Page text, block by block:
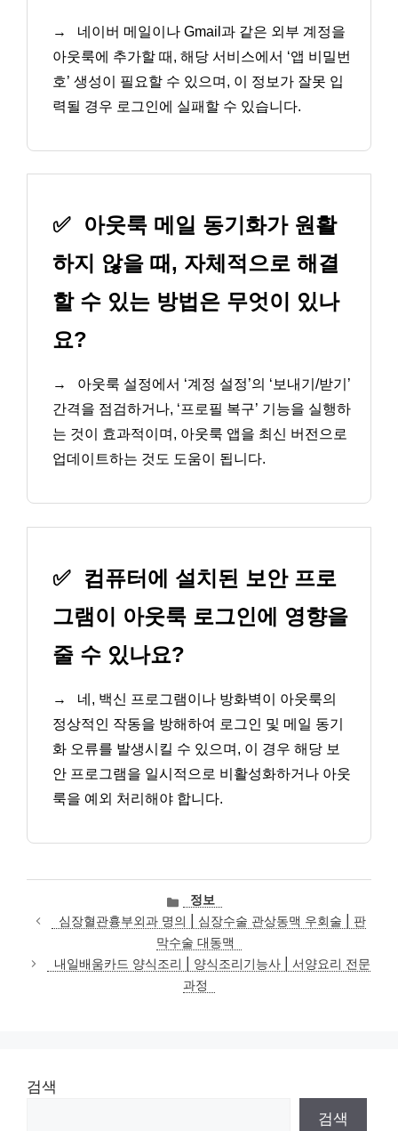
→
네이버 메일이나 Gmail과 같은 외부 계정을
아웃룩에 추가할 때, 해당 서비스에서 ‘앱 비밀번
호’ 생성이 필요할 수 있으며, 이 정보가 잘못 입
력될 경우 로그인에 실패할 수 있습니다.
✅
아웃룩 메일 동기화가 원활
하지 않을 때, 자체적으로 해결
할 수 있는 방법은 무엇이 있나
요?
→
아웃룩 설정에서 ‘계정 설정’의 ‘보내기/받기’
간격을 점검하거나, ‘프로필 복구’ 기능을 실행하
는 것이 효과적이며, 아웃룩 앱을 최신 버전으로
업데이트하는 것도 도움이 됩니다.
✅
컴퓨터에 설치된 보안 프로
그램이 아웃룩 로그인에 영향을
줄 수 있나요?
→
네, 백신 프로그램이나 방화벽이 아웃룩의
정상적인 작동을 방해하여 로그인 및 메일 동기
화 오류를 발생시킬 수 있으며, 이 경우 해당 보
안 프로그램을 일시적으로 비활성화하거나 아웃
룩을 예외 처리해야 합니다.
카
테
고
리
정보
심장혈관흉부외과 명의 | 심장수술 관상동맥 우회술 | 판
막수술 대동맥
내일배움카드 양식조리 | 양식조리기능사 | 서양요리 전문
과정
검색
검색